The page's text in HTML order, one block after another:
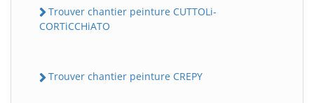
Trouver chantier peinture CUTTOLi-
CORTiCCHiATO
Trouver chantier peinture CREPY